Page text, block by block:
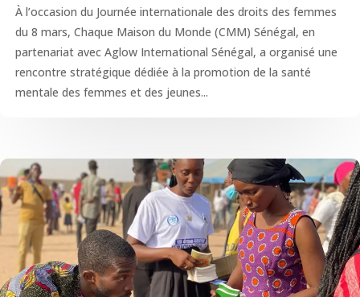
À l’occasion du Journée internationale des droits des femmes
du 8 mars, Chaque Maison du Monde (CMM) Sénégal, en
partenariat avec Aglow International Sénégal, a organisé une
rencontre stratégique dédiée à la promotion de la santé
mentale des femmes et des jeunes...